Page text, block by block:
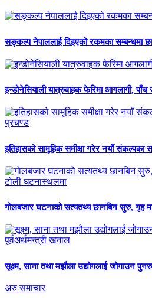
सङ्कल्प नेपाललाई दिइएको रकमका सम्बन्धमा
इन्डोनेसियाली यात्रुवाहक फेरिमा आगलागी,
इतिहासको सामूहिक समीक्षा गरेर नयाँ संकल्पका
गोलबजार घटनाको सत्यतथ्य छानबिन सुरु, गृह
सूक्ष्म, साना तथा मझौला उद्योगलाई जोगाउन
अरु समाचार